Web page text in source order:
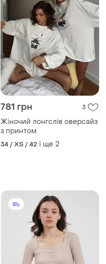
781 грн
Жіночий лонгслів оверсайз
з принтом
34 / XS / 42 і ще 2